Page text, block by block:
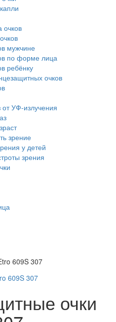
очков
мужчине
по форме лица
ребёнку
очков
от УФ-излучения
зрение
у детей
зрения
609S 307
очки